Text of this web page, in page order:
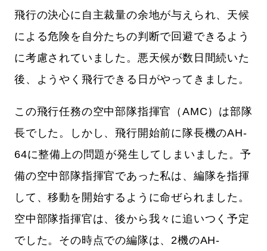
飛行の決心に自主裁量の余地が与えられ、天候
による危険を自分たちの判断で回避できるよう
に考慮されていました。悪天候が数日間続いた
後、ようやく飛行できる日がやってきました。
この飛行任務の空中部隊指揮官（AMC）は部隊
長でした。しかし、飛行開始前に隊長機のAH-
64に整備上の問題が発生してしまいました。予
備の空中部隊指揮官であった私は、編隊を指揮
して、移動を開始するように命ぜられました。
空中部隊指揮官は、後から我々に追いつく予定
でした。その時点での編隊は、2機のAH-